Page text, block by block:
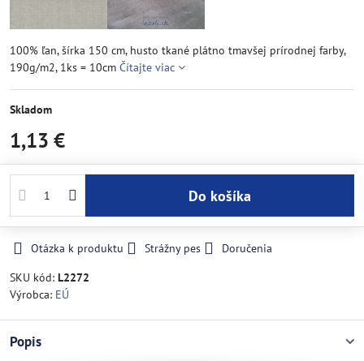
100% ľan, šírka 150 cm, husto tkané plátno tmavšej prírodnej farby,
190g/m2, 1ks = 10cm Čítajte viac
Skladom
1,13 €
Do košíka
Otázka k produktu Strážny pes
Doručenia
SKU kód: L2272
Výrobca: EÚ
Popis